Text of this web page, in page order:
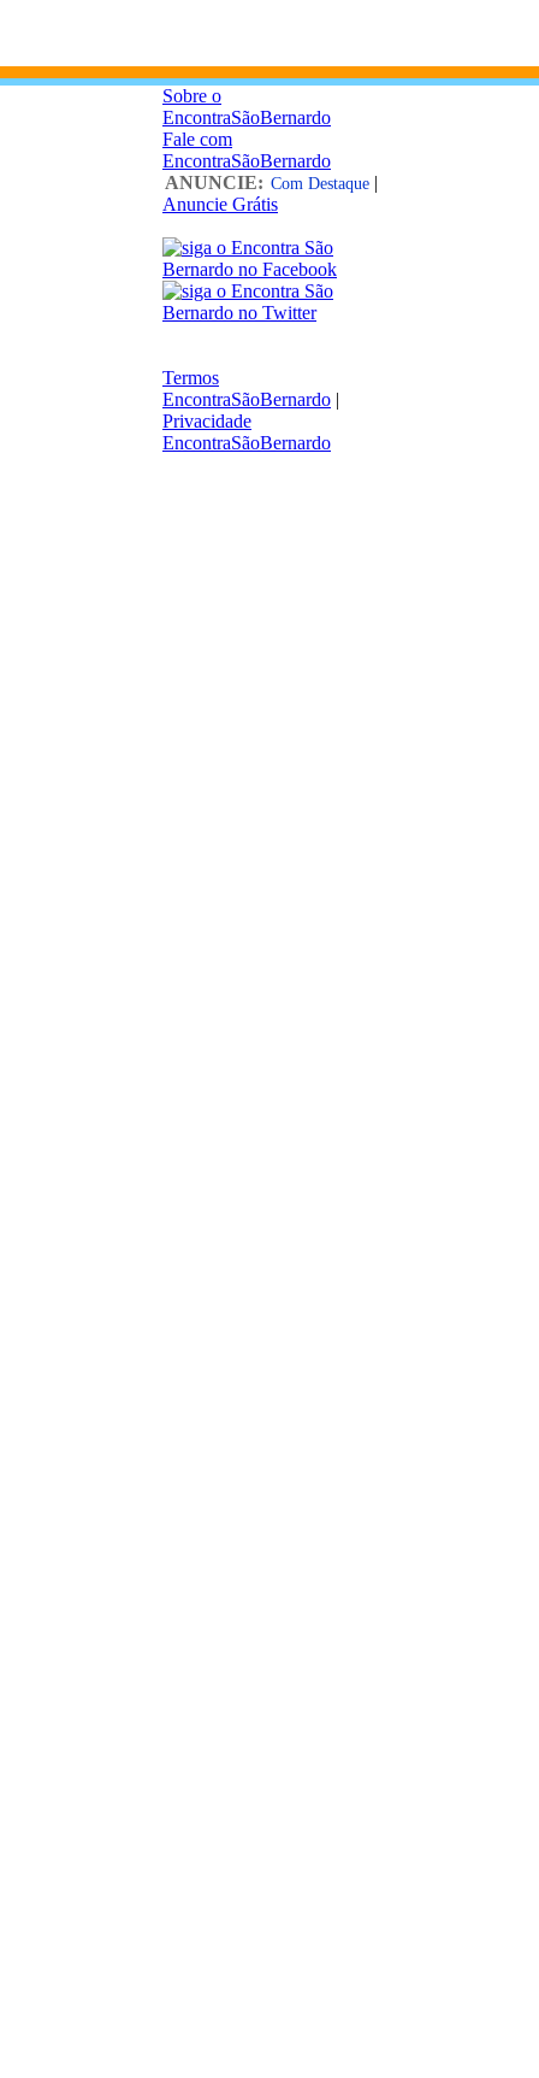
Sobre o
EncontraSãoBernardo
Fale com
EncontraSãoBernardo
ANUNCIE: Com Destaque |
Anuncie Grátis
Termos
EncontraSãoBernardo |
Privacidade
EncontraSãoBernardo